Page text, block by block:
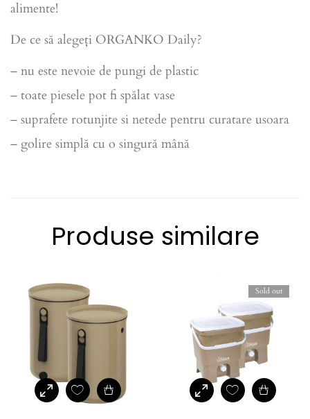
alimente!
De ce să alegeți ORGANKO Daily?
– nu este nevoie de pungi de plastic
– toate piesele pot fi spălat vase
– suprafete rotunjite si netede pentru curatare usoara
– golire simplă cu o singură mână
Produse similare
Sold out